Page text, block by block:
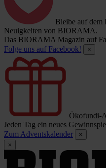
Bleibe auf dem
Neuigkeiten von BIORAMA.
Das BIORAMA Magazin auf
Folge uns auf Facebook!
×
Ökofundi-
Jeden Tag ein neues
Zum Adventskalender
×
×